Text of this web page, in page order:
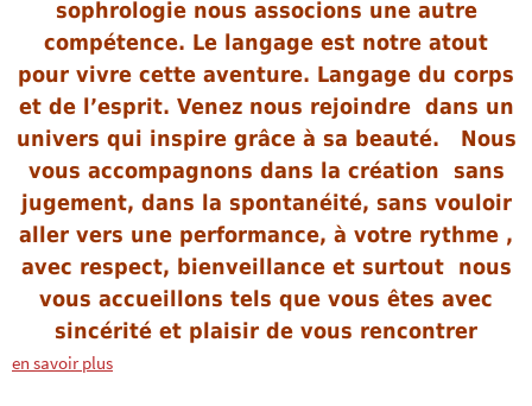
sophrologie nous associons une autre
compétence. Le langage est notre atout
pour vivre cette aventure. Langage du corps
et de l’esprit. Venez nous rejoindre dans un
univers qui inspire grâce à sa beauté.
Nous
vous accompagnons dans la création sans
jugement, dans la spontanéité, sans vouloir
aller vers une performance, à votre rythme ,
avec respect, bienveillance et surtout nous
vous accueillons tels que vous êtes avec
sincérité et plaisir de vous rencontrer
en savoir plus